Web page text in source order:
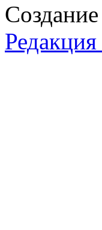
Редакция